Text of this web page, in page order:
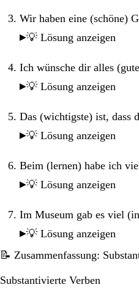
Wir haben eine (schöne)
💡 Lösung anzeigen
Ich wünsche dir alles
💡 Lösung anzeigen
Das (wichtigste) ist, dass
💡 Lösung anzeigen
Beim (lernen) habe ich
💡 Lösung anzeigen
Im Museum gab es viel
💡 Lösung anzeigen
📝 Zusammenfassung:
Substantivierte Verben